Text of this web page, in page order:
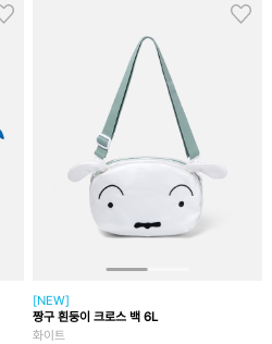
[NEW]
짱구 흰둥이 크로스 백 6L
화이트